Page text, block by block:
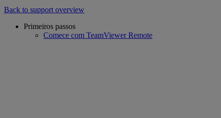
Back to support overview
Primeiros passos
Comece com TeamViewer Remote